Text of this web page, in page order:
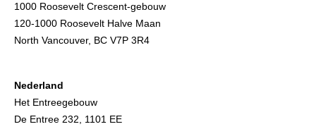
1000 Roosevelt Crescent-gebouw
120-1000 Roosevelt Halve Maan
North Vancouver, BC V7P 3R4
Nederland
Het Entreegebouw
De Entree 232, 1101 EE